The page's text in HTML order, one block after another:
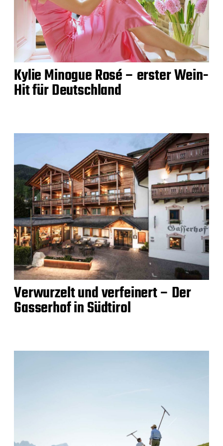
Kylie Minogue Rosé – erster Wein-
Hit für Deutschland
Verwurzelt und verfeinert – Der
Gasserhof in Südtirol